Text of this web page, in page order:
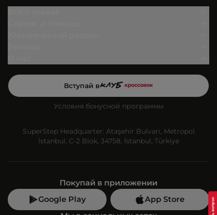
Вступай в
Условия бонусной программы
SuperStep Headquarter: Ataşehir Bulvarı, Metropol
İstanbul, C-2 Blok, 34758, İstanbul, Türkiye
Покупай в приложении
Google Play
App Store